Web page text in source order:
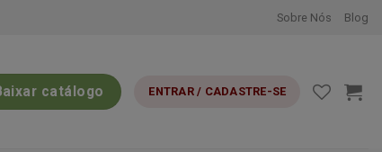
Sobre Nós Blog
catálogo ENTRAR / CADASTRE-SE